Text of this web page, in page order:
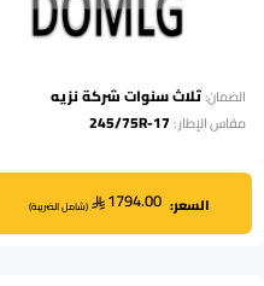
الضمان:ثلاث سنوات شركة نزيه
مقاس الإطار:
245/75R-17
السعر: 1794.00
(شامل الضريبة)